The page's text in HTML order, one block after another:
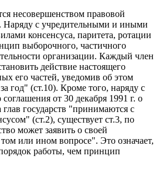
несовершенством правовой
Наряду с учредительными и иными
консенсуса, паритета, ротации
выборочного, частичного
организации. Каждый член
действие настоящего
его частей, уведомив об этом
год" (ст.10). Кроме того, наряду с
от 30 декабря 1991 г. о
государств "принимаются с
(ст.2), существует ст.3, по
может заявить о своей
или ином вопросе". Это означает,
работы, чем принцип